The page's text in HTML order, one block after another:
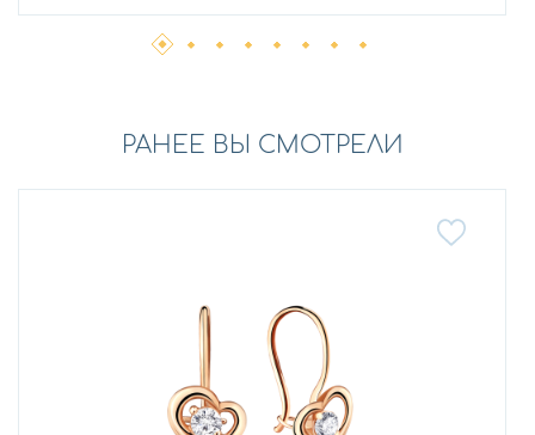
РАНЕЕ ВЫ СМОТРЕЛИ